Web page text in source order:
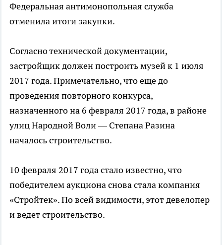
Федеральная антимонопольная служба
отменила итоги закупки.
Согласно технической документации,
застройщик должен построить музей к 1 июля
2017 года. Примечательно, что еще до
проведения повторного конкурса,
назначенного на 6 февраля 2017 года, в районе
улиц Народной Воли — Степана Разина
началось строительство.
10 февраля 2017 года стало известно, что
победителем аукциона снова стала компания
«Стройтек». По всей видимости, этот девелопер
и ведет строительство.